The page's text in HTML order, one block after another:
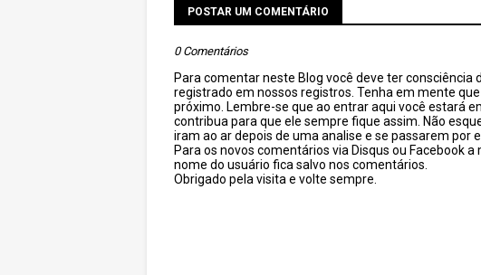
POSTAR UM COMENTÁRIO
0 Comentários
Para comentar neste Blog você deve ter consciência
registrado em nossos registros. Tenha em mente
próximo. Lembre-se que ao entrar aqui você estará
contribua para que ele sempre fique assim. Não
iram ao ar depois de uma analise e se passarem por
Para os novos comentários via Disqus ou Facebook
nome do usuário fica salvo nos comentários.
Obrigado pela visita e volte sempre.